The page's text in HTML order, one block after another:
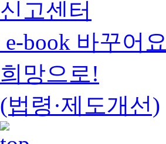
신고센터
e-book 바꾸어
희망으로!
(법령·제도개선)